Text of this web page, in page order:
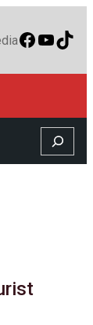
Search